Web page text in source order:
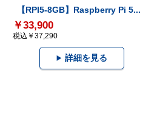
【RPI5-8GB】Raspberry Pi 5...
￥33,900
税込￥37,290
詳細を見る